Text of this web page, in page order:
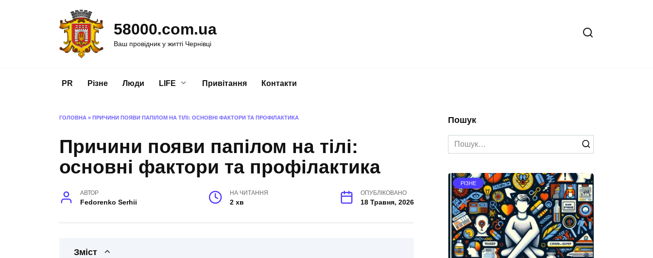
58000.com.ua
Ваш провідник у житті Чернівці
PR Різне Люди LIFE Привітання Контакти
ГОЛОВНА » ПРИЧИНИ ПОЯВИ ПАПІЛОМ НА ТІЛІ: ОСНОВНІ ФАКТОРИ ТА ПРОФІЛАКТИКА
Причини появи папілом на тілі:
основні фактори та профілактика
АВТОР
Fedorenko Serhii
НА ЧИТАННЯ
2 хв
ОПУБЛІКОВАНО
18 Травня, 2026
Зміст
Пошук
Search
for:
РІЗНЕ